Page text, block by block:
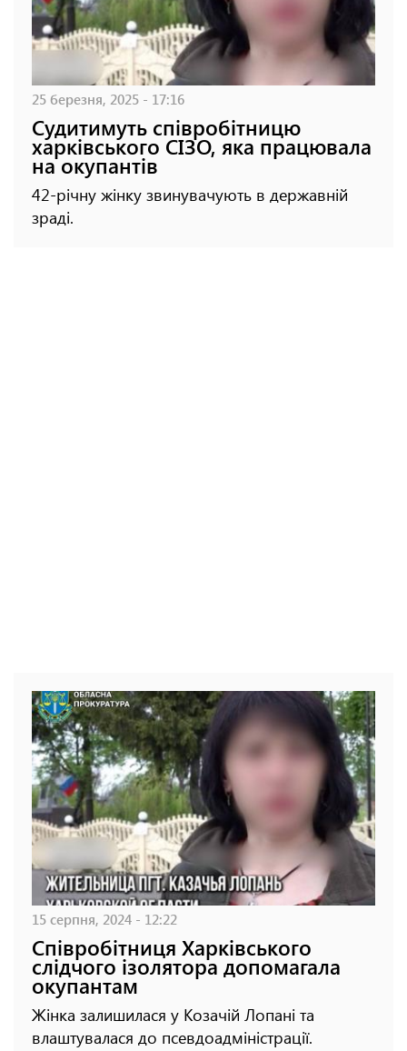
25 березня, 2025 - 17:16
Судитимуть співробітницю
харківського СІЗО, яка працювала
на окупантів
42-річну жінку звинувачують в державній
зраді.
15 серпня, 2024 - 12:22
Співробітниця Харківського
слідчого ізолятора допомагала
окупантам
Жінка залишилася у Козачій Лопані та
влаштувалася до псевдоадміністрації.